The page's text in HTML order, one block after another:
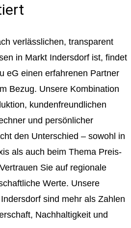
verlässlichen, transparent
in Markt Indersdorf ist, findet
eG einen erfahrenen Partner
Bezug. Unsere Kombination
kundenfreundlichen
und persönlicher
den Unterschied – sowohl in
als auch beim Thema Preis-
Sie auf regionale
Werte. Unsere
sind mehr als Zahlen
Nachhaltigkeit und